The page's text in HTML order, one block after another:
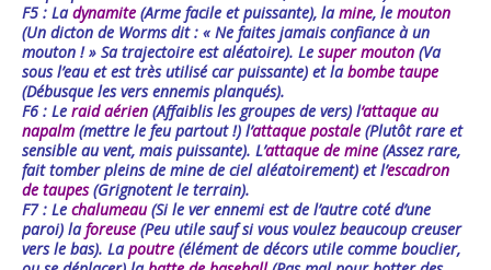
F5 : Ladynamite (Arme facile et puissante), lamine, le mouton
(Un dicton de Worms dit : « Ne faites jamais confiance à un
mouton ! » Sa trajectoire est aléatoire). Le super mouton (Va
sous l’eau et est très utilisé car puissante) et labombe taupe
(Débusque les vers ennemis planqués).
F6 : Le raid aérien (Affaiblis les groupes de vers) l‘attaque au
napalm (mettre le feu partout !) l’attaque postale (Plutôt rare et
sensible au vent, mais puissante). L’attaque de mine (Assez rare,
fait tomber pleins de mine de ciel aléatoirement) et l’escadron
de taupes(Grignotent le terrain).
F7 : Le chalumeau(Si le ver ennemi est de l’autre coté d’une
paroi) laforeuse (Peu utile sauf si vous voulez beaucoup creuser
vers le bas). Lapoutre (élément de décors utile comme bouclier,